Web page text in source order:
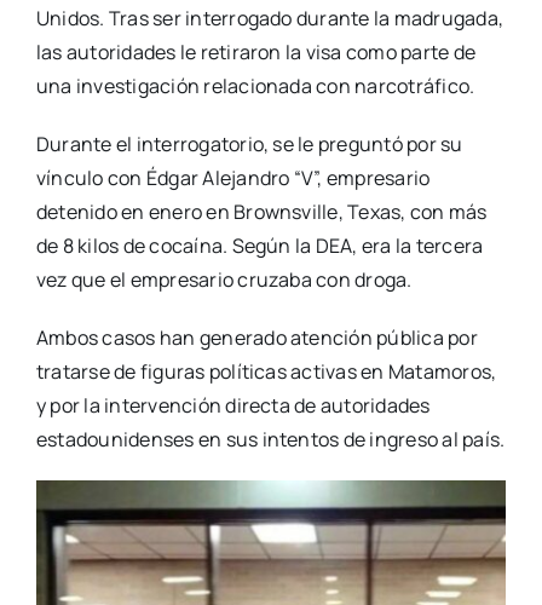
Unidos. Tras ser interrogado durante la madrugada,
las autoridades le retiraron la visa como parte de
una investigación relacionada con narcotráfico.
Durante el interrogatorio, se le preguntó por su
vínculo con Édgar Alejandro “V”, empresario
detenido en enero en Brownsville, Texas, con más
de 8 kilos de cocaína. Según la DEA, era la tercera
vez que el empresario cruzaba con droga.
Ambos casos han generado atención pública por
tratarse de figuras políticas activas en Matamoros,
y por la intervención directa de autoridades
estadounidenses en sus intentos de ingreso al país.